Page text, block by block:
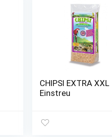
CHIPSI EXTRA XXL
Einstreu